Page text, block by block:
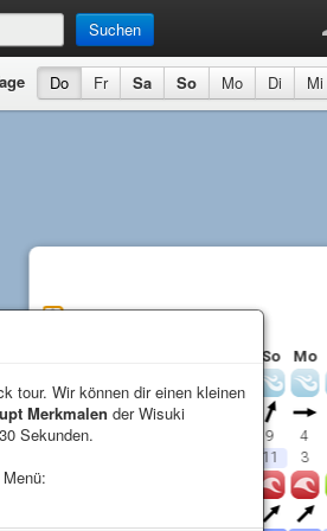
Suchen
Do Fr Sa So Mo Di Mi
Pichilemu
So Mo
Richtung
Durschnitt (
9 4
11 3
Wellen
tour. Wir können dir einen kleinen
Merkmalen der Wisuki
Sekunden.
tour. Wir können dir einen kleinen
Merkmalen der Wisuki
Sekunden.